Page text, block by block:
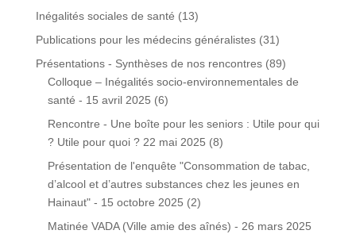
Inégalités sociales de santé (13)
Publications pour les médecins généralistes (31)
Présentations - Synthèses de nos rencontres (89)
Colloque – Inégalités socio-environnementales de
santé - 15 avril 2025 (6)
Rencontre - Une boîte pour les seniors : Utile pour qui
? Utile pour quoi ? 22 mai 2025 (8)
Présentation de l'enquête "Consommation de tabac,
d’alcool et d’autres substances chez les jeunes en
Hainaut" - 15 octobre 2025 (2)
Matinée VADA (Ville amie des aînés) - 26 mars 2025